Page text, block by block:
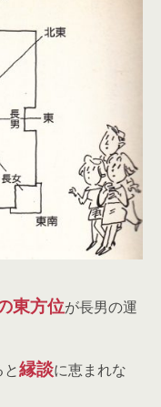
東方位が長男の運
縁談に恵まれな